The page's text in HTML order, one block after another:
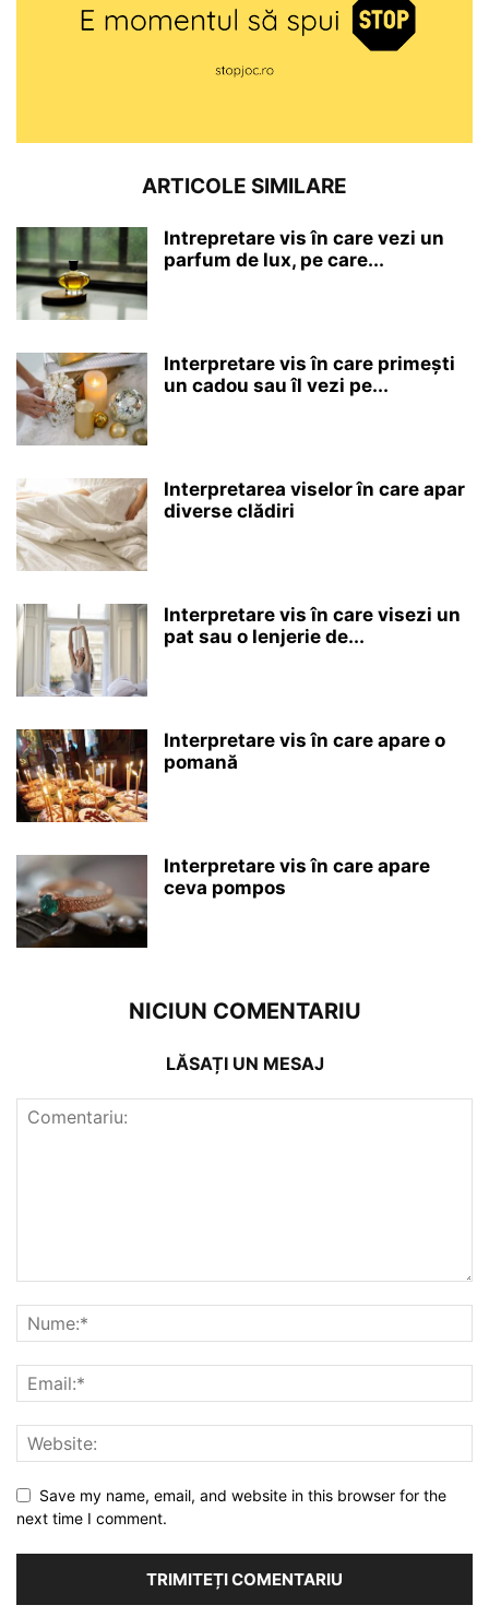
ARTICOLE SIMILARE
Intrepretare vis în care vezi un
parfum de lux, pe care...
Interpretare vis în care primești
un cadou sau îl vezi pe...
Interpretarea viselor în care apar
diverse clădiri
Interpretare vis în care visezi un
pat sau o lenjerie de...
Interpretare vis în care apare o
pomană
Interpretare vis în care apare
ceva pompos
NICIUN COMENTARIU
LĂSAȚI UN MESAJ
Save my name, email, and website in this browser for the
next time I comment.